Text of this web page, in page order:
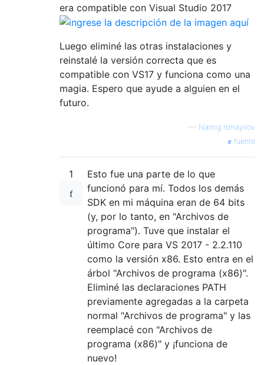
era compatible con Visual Studio 2017
Luego eliminé las otras instalaciones y
reinstalé la versión correcta que es
compatible con VS17 y funciona como una
magia. Espero que ayude a alguien en el
futuro.
— Namig Ismayilov
fuente
1
Esto fue una parte de lo que
funcionó para mí. Todos los demás
SDK en mi máquina eran de 64 bits
(y, por lo tanto, en "Archivos de
programa"). Tuve que instalar el
último Core para VS 2017 - 2.2.110
como la versión x86. Esto entra en el
árbol "Archivos de programa (x86)".
Eliminé las declaraciones PATH
previamente agregadas a la carpeta
normal "Archivos de programa" y las
reemplacé con "Archivos de
programa (x86)" y ¡funciona de
nuevo!